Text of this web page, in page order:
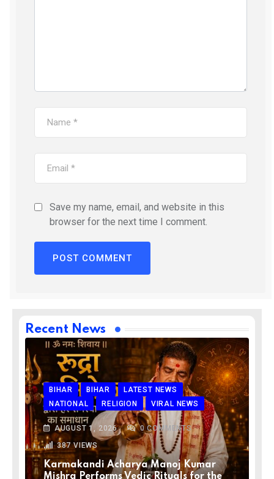
Save my name, email, and website in this
browser for the next time I comment.
Recent News
BIHAR BIHAR
LATEST NEWS
NATIONAL
RELIGION VIRAL NEWS
AUGUST 1, 2026 0COMMENTS
387VIEWS
Karmakandi Acharya Manoj Kumar
Mishra Performs Vedic Rituals for the